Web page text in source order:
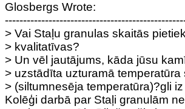
Glosbergs Wrote:
> Vai Staļu granulas skaitās
> kvalitatīvas?
> Un vēl jautājums, kāda jūsu
> uzstādīta uzturamā temperatūra
> (siltumnesēja temperatūra)?gli iz
Kolēģi darbā par Staļi granulām